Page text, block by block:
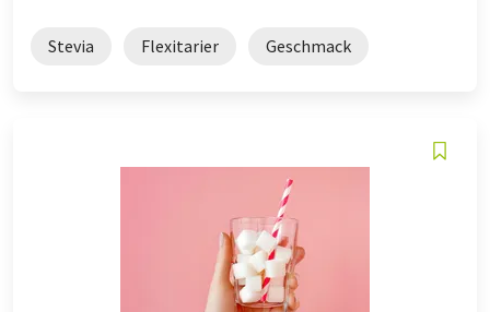
Stevia Flexitarier Geschmack